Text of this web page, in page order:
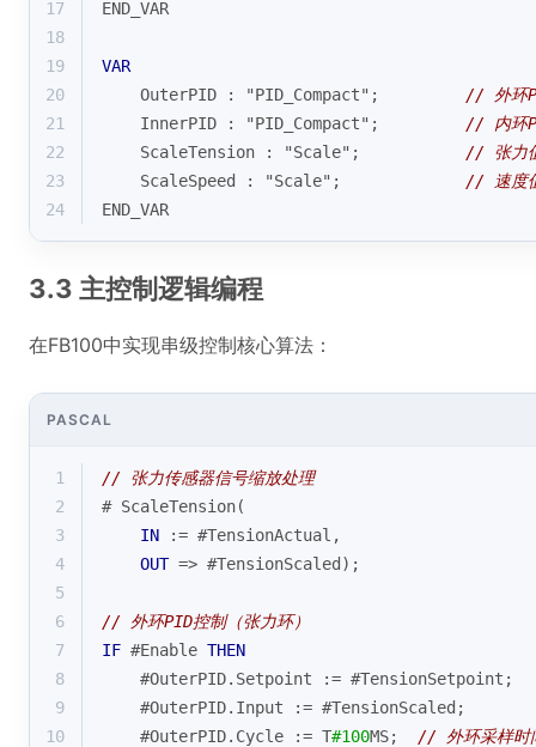
17
END_VAR
18
19
VAR
20
    OuterPID : "PID_Compact";
// 外环
21
    InnerPID : "PID_Compact";
// 内环
22
    ScaleTension : "Scale";
// 张力
23
    ScaleSpeed : "Scale";
// 速度
24
END_VAR
3.3 主控制逻辑编程
在FB100中实现串级控制核心算法：
PASCAL
1
// 张力传感器信号缩放处理
2
# ScaleTension(
3
IN := #TensionActual,
4
OUT => #TensionScaled);
5
6
// 外环PID控制（张力环）
7
IF #Enable THEN
8
    #OuterPID.Setpoint := #TensionSetpoint;
9
    #OuterPID.Input := #TensionScaled;
10
    #OuterPID.Cycle := T
#100MS; // 外环采样时